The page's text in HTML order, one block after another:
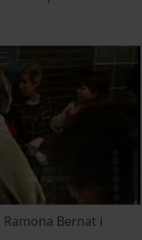
Bernat i